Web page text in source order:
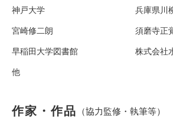
神戸大学 兵庫県川
宮崎修二朗 須磨寺正
早稲田大学図書館 株式会社
他
作家・作品 （協力監修・執筆等）